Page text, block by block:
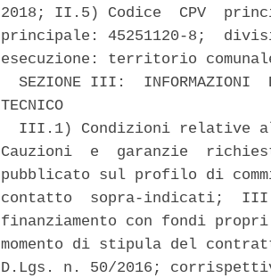
2018; II.5) Codice  CPV
principale: 45251120-8;
esecuzione: territorio
SEZIONE III:  INFORMAZIONI
TECNICO
III.1) Condizioni relative
Cauzioni  e  garanzie
pubblicato sul profilo di
contatto  sopra-indicati;
finanziamento con fondi
momento di stipula del
D.Lgs. n. 50/2016;